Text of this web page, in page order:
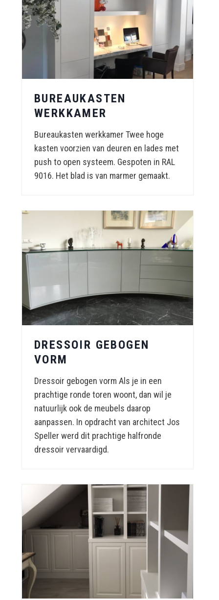
BUREAUKASTEN
WERKKAMER
Bureaukasten werkkamer Twee hoge
kasten voorzien van deuren en lades met
push to open systeem. Gespoten in RAL
9016. Het blad is van marmer gemaakt.
DRESSOIR GEBOGEN
VORM
Dressoir gebogen vorm Als je in een
prachtige ronde toren woont, dan wil je
natuurlijk ook de meubels daarop
aanpassen. In opdracht van architect Jos
Speller werd dit prachtige halfronde
dressoir vervaardigd.